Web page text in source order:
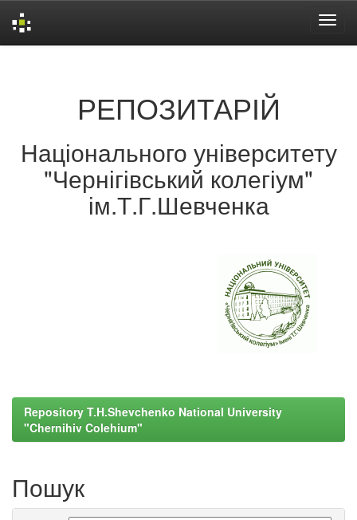
РЕПОЗИТАРІЙ
Національного університету
"Чернігівський колегіум"
ім.Т.Г.Шевченка
Repository T.H.Shevchenko National University
"Chernihiv Colehium"
Пошук